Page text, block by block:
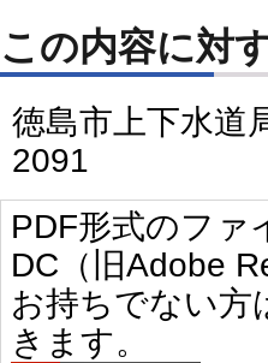
この内容に対
徳島市上下水
2091
PDF形式のファ
DC（旧Adobe
お持ちでない方
きます。